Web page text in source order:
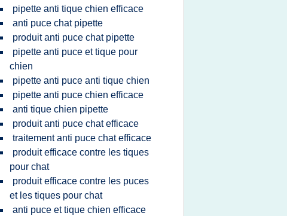
pipette anti tique chien efficace
anti puce chat pipette
produit anti puce chat pipette
pipette anti puce et tique pour
chien
pipette anti puce anti tique chien
pipette anti puce chien efficace
anti tique chien pipette
produit anti puce chat efficace
traitement anti puce chat efficace
produit efficace contre les tiques
pour chat
produit efficace contre les puces
et les tiques pour chat
anti puce et tique chien efficace